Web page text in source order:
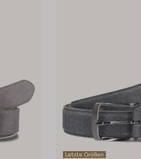
Letzte Größen